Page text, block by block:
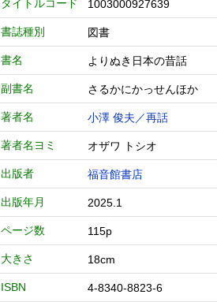
タイトルコード 1003000927639
書誌種別 図書
書名 よりぬき日本の昔
副書名 さるかにかっせんほか
著者名 小澤 俊夫／再話
著者名ヨミ オザワ トシオ
出版者 福音館書店
出版年月 2025.1
ページ数 115p
大きさ 18cm
ISBN 4-8340-8823-6